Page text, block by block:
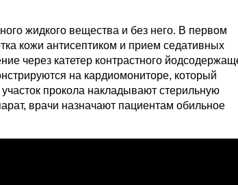
жидкого вещества и без него. В первом
кожи антисептиком и прием седативных
через катетер контрастного
на кардиомониторе, который
прокола накладывают стерильную
врачи назначают пациентам обильное